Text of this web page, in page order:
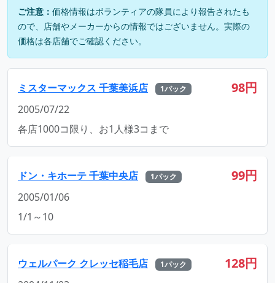
ご注意： 価格情報はボランティアの隊員により報告されたも
ので、店舗やメーカーからの情報ではございません。実際の
価格は各店舗でご確認ください。
ミスターマックス 千葉美浜店 1パック 98円
2005/07/22
各店1000コ限り、お1人様3コまで
ドン・キホーテ 千葉中央店 1パック 99円
2005/01/06
1/1～10
ウェルパーク クレッセ稲毛店 1パック 128円